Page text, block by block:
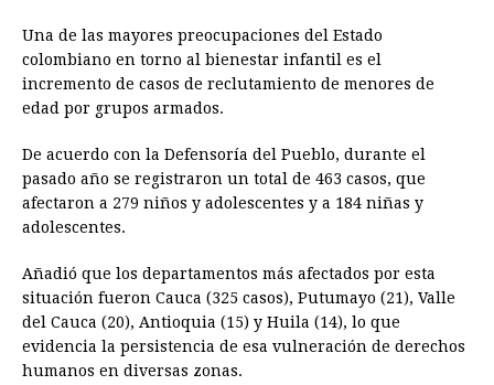
Una de las mayores preocupaciones del Estado
colombiano en torno al bienestar infantil es el
incremento de casos de reclutamiento de menores de
edad por grupos armados.
De acuerdo con la Defensoría del Pueblo, durante el
pasado año se registraron un total de 463 casos, que
afectaron a 279 niños y adolescentes y a 184 niñas y
adolescentes.
Añadió que los departamentos más afectados por esta
situación fueron Cauca (325 casos), Putumayo (21), Valle
del Cauca (20), Antioquia (15) y Huila (14), lo que
evidencia la persistencia de esa vulneración de derechos
humanos en diversas zonas.